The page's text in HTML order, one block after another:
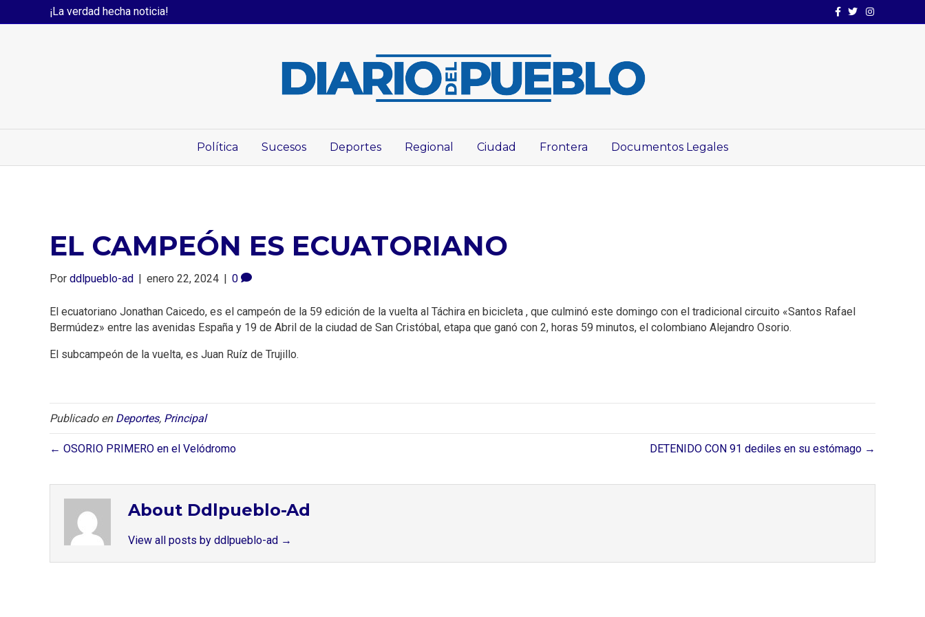
¡La verdad hecha noticia! Facebook
TwitterInstagram
Política Sucesos Deportes Regional Ciudad Frontera Documentos Legales
EL CAMPEÓN ES ECUATORIANO
Por ddlpueblo-ad | enero 22, 2024 | 0
El ecuatoriano Jonathan Caicedo, es el campeón de la 59 edición de la vuelta al Táchira en bicicleta , que culminó este domingo con el tradicional circuito «Santos Rafael
Bermúdez» entre las avenidas España y 19 de Abril de la ciudad de San Cristóbal, etapa que ganó con 2, horas 59 minutos, el colombiano Alejandro Osorio.
El subcampeón de la vuelta, es Juan Ruíz de Trujillo.
Publicado en Deportes, Principal
← OSORIO PRIMERO en el Velódromo DETENIDO CON 91 dediles en su estómago →
About Ddlpueblo-Ad
View all posts by ddlpueblo-ad →